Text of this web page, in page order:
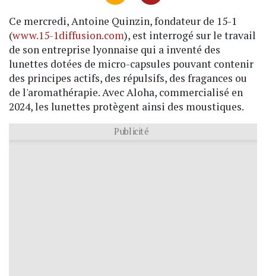
Ce mercredi, Antoine Quinzin, fondateur de 15-1
(www.15-1diffusion.com), est interrogé sur le travail
de son entreprise lyonnaise qui a inventé des
lunettes dotées de micro-capsules pouvant contenir
des principes actifs, des répulsifs, des fragances ou
de l'aromathérapie. Avec Aloha, commercialisé en
2024, les lunettes protègent ainsi des moustiques.
Publicité